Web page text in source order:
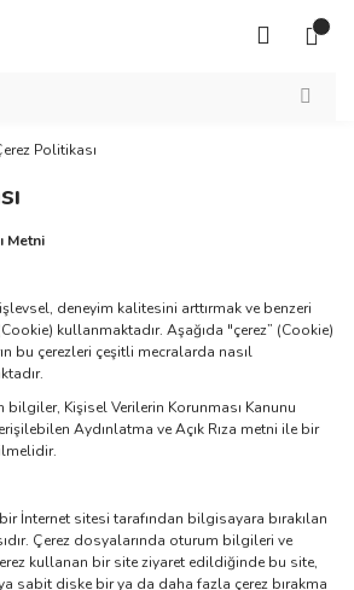
Politikası
Metni
deneyim kalitesini arttırmak ve benzeri
kullanmaktadır. Aşağıda "çerez” (Cookie)
bu çerezleri çeşitli mecralarda nasıl
bilgiler, Kişisel Verilerin Korunması Kanunu
Aydınlatma ve Açık Rıza metni ile bir
İnternet sitesi tarafından bilgisayara bırakılan
Çerez dosyalarında oturum bilgileri ve
kullanan bir site ziyaret edildiğinde bu site,
sabit diske bir ya da daha fazla çerez bırakma